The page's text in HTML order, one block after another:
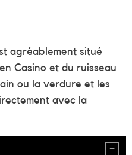
agréablement situé
Casino et du ruisseau
ou la verdure et les
avec la